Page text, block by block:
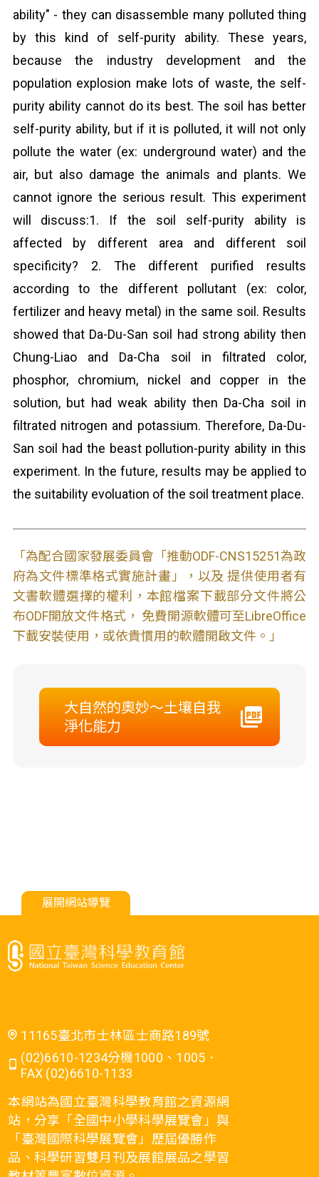
ability" - they can disassemble many polluted thing
by this kind of self-purity ability. These years,
because the industry development and the
population explosion make lots of waste, the self-
purity ability cannot do its best. The soil has better
self-purity ability, but if it is polluted, it will not only
pollute the water (ex: underground water) and the
air, but also damage the animals and plants. We
cannot ignore the serious result. This experiment
will discuss:1. If the soil self-purity ability is
affected by different area and different soil
specificity? 2. The different purified results
according to the different pollutant (ex: color,
fertilizer and heavy metal) in the same soil. Results
showed that Da-Du-San soil had strong ability then
Chung-Liao and Da-Cha soil in filtrated color,
phosphor, chromium, nickel and copper in the
solution, but had weak ability then Da-Cha soil in
filtrated nitrogen and potassium. Therefore, Da-Du-
San soil had the beast pollution-purity ability in this
experiment. In the future, results may be applied to
the suitability evoluation of the soil treatment place.
「為配合國家發展委員會「推動ODF-CNS15251為政
府為文件標準格式實施計畫」，以及 提供使用者有
文書軟體選擇的權利，本館檔案下載部分文件將公
布ODF開放文件格式， 免費開源軟體可至LibreOffice
下載安裝使用，或依貴慣用的軟體開啟文件。」
大自然的奧妙～土壤自我
淨化能力
展開網站導覽
11165臺北市士林區士商路189號
(02)6610-1234分機1000、1005．
FAX (02)6610-1133
本網站為國立臺灣科學教育館之資源網
站，分享「全國中小學科學展覽會」與
「臺灣國際科學展覽會」歷屆優勝作
品、科學研習雙月刊及展館展品之學習